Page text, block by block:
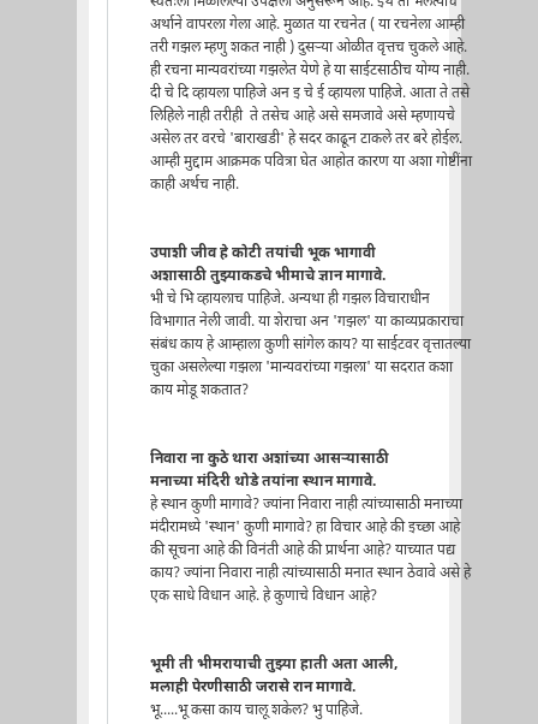
अर्थाने वापरला गेला आहे. मुळात या रचनेत ( या रचनेला आम्ही
तरी गझल म्हणु शकत नाही ) दुसर्‍या ओळीत वृत्तच चुकले आहे.
ही रचना मान्यवरांच्या गझलेत येणे हे या साईटसाठीच योग्य नाही.
दी चे दि व्हायला पाहिजे अन इ चे ई व्हायला पाहिजे. आता ते तसे
लिहिले नाही तरीही ते तसेच आहे असे समजावे असे म्हणायचे
असेल तर वरचे 'बाराखडी' हे सदर काढून टाकले तर बरे होईल.
आम्ही मुद्दाम आक्रमक पवित्रा घेत आहोत कारण या अशा गोष्टींना
काही अर्थच नाही.
उपाशी जीव हे कोटी तयांची भूक भागावी
अशासाठी तुझ्याकडचे भीमाचे ज्ञान मागावे.
भी चे भि व्हायलाच पाहिजे. अन्यथा ही गझल विचाराधीन
विभागात नेली जावी. या शेराचा अन 'गझल' या काव्यप्रकाराचा
संबंध काय हे आम्हाला कुणी सांगेल काय? या साईटवर वृत्तातल्या
चुका असलेल्या गझला 'मान्यवरांच्या गझला' या सदरात कशा
काय मोडू शकतात?
निवारा ना कुठे थारा अशांच्या आसऱ्‍यासाठी
मनाच्या मंदिरी थोडे तयांना स्थान मागावे.
हे स्थान कुणी मागावे? ज्यांना निवारा नाही त्यांच्यासाठी मनाच्या
मंदीरामध्ये 'स्थान' कुणी मागावे? हा विचार आहे की इच्छा आहे
की सूचना आहे की विनंती आहे की प्रार्थना आहे? याच्यात पद्य
काय? ज्यांना निवारा नाही त्यांच्यासाठी मनात स्थान ठेवावे असे हे
एक साधे विधान आहे. हे कुणाचे विधान आहे?
भूमी ती भीमरायाची तुझ्या हाती अता आली,
मलाही पेरणीसाठी जरासे रान मागावे.
भू.....भू कसा काय चालू शकेल? भु पाहिजे.